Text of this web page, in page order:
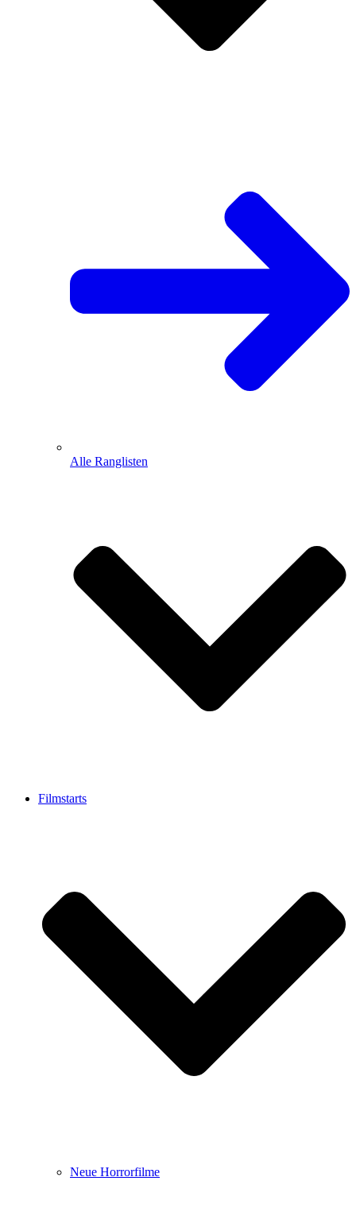
Alle Ranglisten
Filmstarts
Neue Horrorfilme